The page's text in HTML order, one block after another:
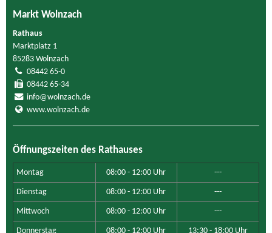
Markt Wolnzach
Rathaus
Marktplatz 1
85283 Wolnzach
08442 65-0
08442 65-34
info@wolnzach.de
www.wolnzach.de
Öffnungszeiten des Rathauses
Montag 08:00 - 12:00 Uhr ---
Dienstag 08:00 - 12:00 Uhr ---
Mittwoch 08:00 - 12:00 Uhr ---
Donnerstag 08:00 - 12:00 Uhr 13:30 - 18:00 Uhr